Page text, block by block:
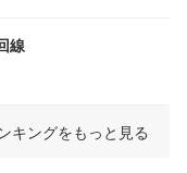
線
キングをもっと見る